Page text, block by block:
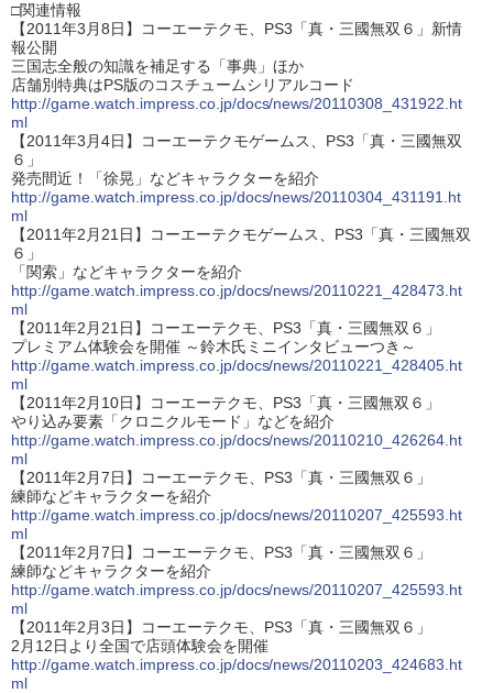
□関連情報
【2011年3月8日】コーエーテクモ、PS3「真・三國無双６」新情
報公開
三国志全般の知識を補足する「事典」ほか
店舗別特典はPS版のコスチュームシリアルコード
http://game.watch.impress.co.jp/docs/news/20110308_431922.ht
ml
【2011年3月4日】コーエーテクモゲームス、PS3「真・三國無双
６」
発売間近！「徐晃」などキャラクターを紹介
http://game.watch.impress.co.jp/docs/news/20110304_431191.ht
ml
【2011年2月21日】コーエーテクモゲームス、PS3「真・三國無双
６」
「関索」などキャラクターを紹介
http://game.watch.impress.co.jp/docs/news/20110221_428473.ht
ml
【2011年2月21日】コーエーテクモ、PS3「真・三國無双６」
プレミアム体験会を開催 ～鈴木氏ミニインタビューつき～
http://game.watch.impress.co.jp/docs/news/20110221_428405.ht
ml
【2011年2月10日】コーエーテクモ、PS3「真・三國無双６」
やり込み要素「クロニクルモード」などを紹介
http://game.watch.impress.co.jp/docs/news/20110210_426264.ht
ml
【2011年2月7日】コーエーテクモ、PS3「真・三國無双６」
練師などキャラクターを紹介
http://game.watch.impress.co.jp/docs/news/20110207_425593.ht
ml
【2011年2月7日】コーエーテクモ、PS3「真・三國無双６」
練師などキャラクターを紹介
http://game.watch.impress.co.jp/docs/news/20110207_425593.ht
ml
【2011年2月3日】コーエーテクモ、PS3「真・三國無双６」
2月12日より全国で店頭体験会を開催
http://game.watch.impress.co.jp/docs/news/20110203_424683.ht
ml